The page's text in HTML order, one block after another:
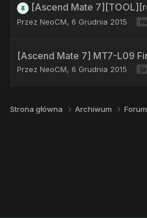
[Ascend Mate
Przez NeoCM, 6 Grudnia 2015
[Ascend Mate 7] MT7-L09
Przez NeoCM, 6 Grudnia 2015
Strona główna Archiwum